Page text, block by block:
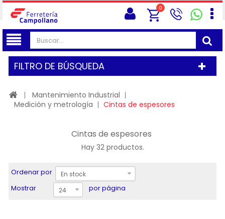
0
FILTRO DE BÚSQUEDA
Mantenimiento Industrial
Medición y metrología
Cintas de espesores
Cintas de espesores
Hay 32 productos.
Ordenar por En stock
Mostrar 24 por página